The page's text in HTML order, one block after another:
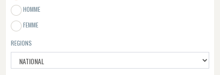
HOMME
FEMME
REGIONS